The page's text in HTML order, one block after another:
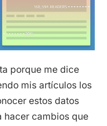
porque me dice
mis artículos los
estos datos
hacer cambios que